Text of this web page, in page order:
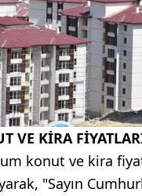
VE KİRA
konut ve kira
"Sayın